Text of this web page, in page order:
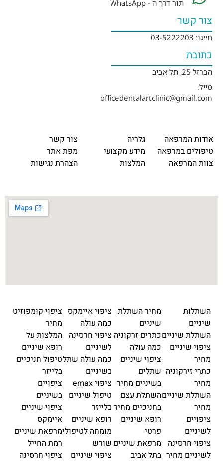
תור דרך ה - WhatsApp
צור קשר
חייגו: 03-5222203
כתובת
הברזל 25, תל אביב
מייל:
officedentalartclinic@gmail.com
אודות המרפאה
טיפולים במרפאה
צוות המרפאה
גלריה
מידע מקצועי
המלצות
צור קשר
מפת אתר
הצהרת נגישות
השתלות
שיניים
השתלת שיניים
ציפוי שיניים
מחיר
כתרי זירקוניה
מחיר
השתלת שיניים
מחיר
ציפויים
לשיניים
ציפוי חרסינה
לשיניים מחיר
מחיר השתלת
שיניים
כתרים זרקוניה
כמה עולה
ציפוי שיניים
שתלים
בשיניים מחיר
השתלת עצם
בחניכיים מחיר
רופא שיניים
פרטי
מרפאת שיניים
בתל אביב
ציפוי איימקס
כמה עולה
ציפוי חרסינה
לשיניים
כמה עולה שתל
בשיניים
ציפוי emax
טיפול שיניים
בלייזר
רופא שיניים
מומחה לטיפולי
שורש
ציפוי שיניים
ציפוי קומפוזיט
מחיר
המלצות על
רופא שיניים
טיפול חניכיים
בלייזר
ציפויים
בשיניים
ציפוי שיניים
איימקס
מרפאת שיניים
רמת החייל
ציפוי חרסינה